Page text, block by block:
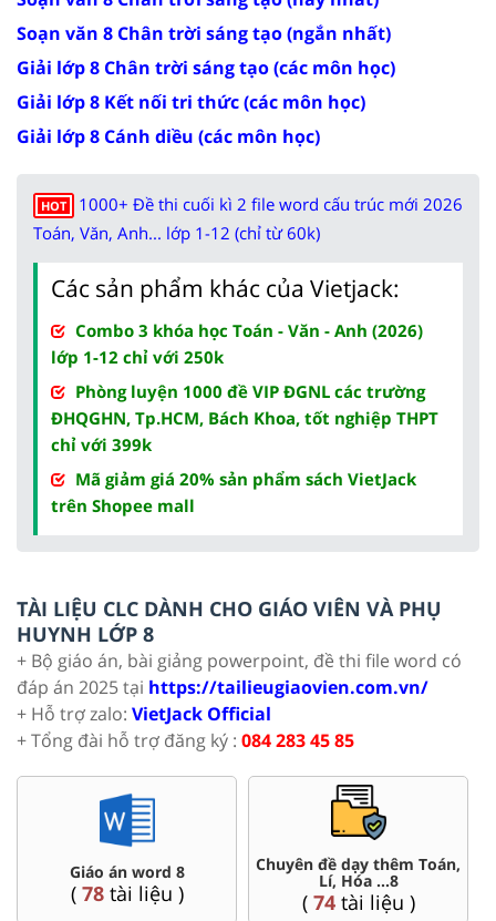
Soạn văn 8 Chân trời sáng tạo (ngắn nhất)
Giải lớp 8 Chân trời sáng tạo (các môn học)
Giải lớp 8 Kết nối tri thức (các môn học)
Giải lớp 8 Cánh diều (các môn học)
HOT
1000+ Đề thi cuối kì 2 file word cấu trúc mới 2026
Toán, Văn, Anh... lớp 1-12 (chỉ từ 60k)
Các sản phẩm khác của Vietjack:
Combo 3 khóa học Toán - Văn - Anh (2026)
lớp 1-12 chỉ với 250k
Phòng luyện 1000 đề VIP ĐGNL các trường
ĐHQGHN, Tp.HCM, Bách Khoa, tốt nghiệp THPT
chỉ với 399k
Mã giảm giá 20% sản phẩm sách VietJack
trên Shopee mall
TÀI LIỆU CLC DÀNH CHO GIÁO VIÊN VÀ PHỤ
HUYNH LỚP 8
+ Bộ giáo án, bài giảng powerpoint, đề thi file word có
đáp án 2025 tại https://tailieugiaovien.com.vn/
+ Hỗ trợ zalo: VietJack Official
+ Tổng đài hỗ trợ đăng ký : 084 283 45 85
Giáo án word 8
( 78tài liệu )
Chuyên đề dạy thêm Toán,
Lí, Hóa ...8
( 74tài liệu )